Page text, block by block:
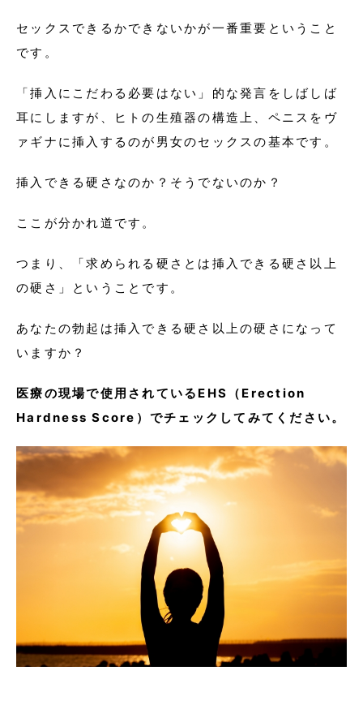
セックスできるかできないかが一番重要ということ
です。
「挿入にこだわる必要はない」的な発言をしばしば
耳にしますが、ヒトの生殖器の構造上、ペニスをヴ
ァギナに挿入するのが男女のセックスの基本です。
挿入できる硬さなのか？そうでないのか？
ここが分かれ道です。
つまり、「求められる硬さとは挿入できる硬さ以上
の硬さ」ということです。
あなたの勃起は挿入できる硬さ以上の硬さになって
いますか？
医療の現場で使用されているEHS（Erection
Hardness Score）でチェックしてみてください。